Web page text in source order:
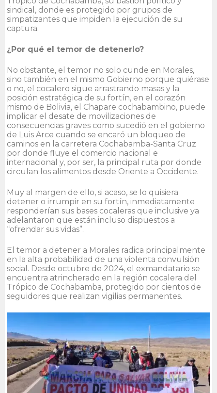
sindical, donde es protegido por grupos de
simpatizantes que impiden la ejecución de su
captura.
¿Por qué el temor de detenerlo?
No obstante, el temor no solo cunde en Morales,
sino también en el mismo Gobierno porque quiérase
o no, el cocalero sigue arrastrando masas y la
posición estratégica de su fortín, en el corazón
mismo de Bolivia, el Chapare cochabambino, puede
implicar el desate de movilizaciones de
consecuencias graves como sucedió en el gobierno
de Luis Arce cuando se encaró un bloqueo de
caminos en la carretera Cochabamba-Santa Cruz
por donde fluye el comercio nacional e
internacional y, por ser, la principal ruta por donde
circulan los alimentos desde Oriente a Occidente.
Muy al margen de ello, si acaso, se lo quisiera
detener o irrumpir en su fortín, inmediatamente
responderían sus bases cocaleras que inclusive ya
adelantaron que están incluso dispuestos a
“ofrendar sus vidas”.
El temor a detener a Morales radica principalmente
en la alta probabilidad de una violenta convulsión
social. Desde octubre de 2024, el exmandatario se
encuentra atrincherado en la región cocalera del
Trópico de Cochabamba, protegido por cientos de
seguidores que realizan vigilias permanentes.